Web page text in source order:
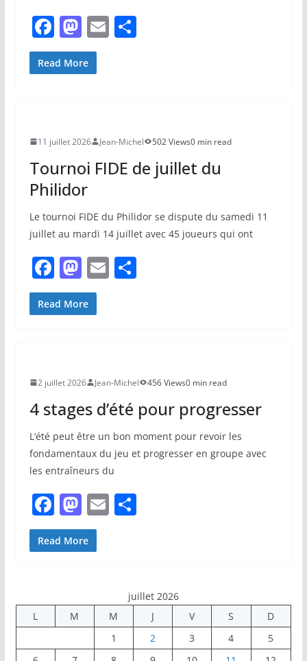
F
a
c
o
o
k
M
a
st
o
n
E P
Read More
11 juillet 2026 Jean-Michel 502 Views0 min read
Tournoi FIDE de juillet du
Philidor
Le tournoi FIDE du Philidor se dispute du samedi 11
juillet au mardi 14 juillet avec 45 joueurs qui ont
F
a
c
o
o
k
M
a
st
o
n
E P
Read More
2 juillet 2026 Jean-Michel 456 Views0 min read
4 stages d’été pour progresser
L’été peut être un bon moment pour revoir les
fondamentaux du jeu et progresser en groupe avec
les entraîneurs du
F
a
c
o
o
M
a
st
o
n
E P
er
Read More
juillet 2026
L
M M J V S
D
1
2 3 4
5